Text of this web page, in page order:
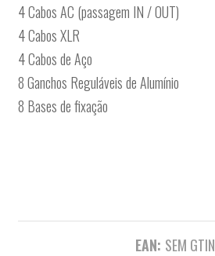
4 Cabos AC (passagem IN / OUT)
4 Cabos XLR
4 Cabos de Aço
8 Ganchos Reguláveis de Alumínio
8 Bases de fixação
EAN: SEM GTIN